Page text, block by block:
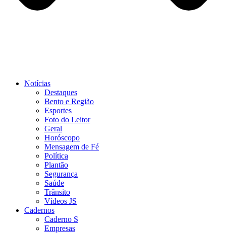
Notícias
Destaques
Bento e Região
Esportes
Foto do Leitor
Geral
Horóscopo
Mensagem de Fé
Política
Plantão
Segurança
Saúde
Trânsito
Vídeos JS
Cadernos
Caderno S
Empresas